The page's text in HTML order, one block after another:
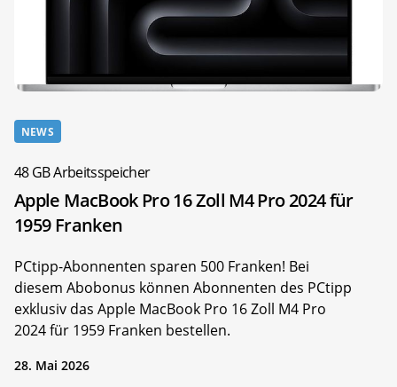
NEWS
48 GB Arbeitsspeicher
Apple MacBook Pro 16 Zoll M4 Pro 2024 für
1959 Franken
PCtipp-Abonnenten sparen 500 Franken! Bei
diesem Abobonus können Abonnenten des PCtipp
exklusiv das Apple MacBook Pro 16 Zoll M4 Pro
2024 für 1959 Franken bestellen.
28. Mai 2026